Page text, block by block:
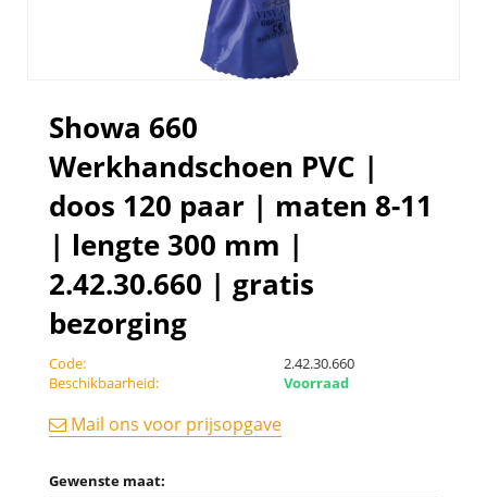
Showa 660
Werkhandschoen PVC |
doos 120 paar | maten 8-11
| lengte 300 mm |
2.42.30.660 | gratis
bezorging
Code:
2.42.30.660
Beschikbaarheid:
Voorraad
Mail ons voor prijsopgave
Gewenste maat: